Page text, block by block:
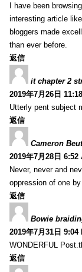
I have been
interesting article
bloggers made
than ever before.
返信
it chapter 2
2019年7月26日
Utterly pent subject
返信
Cameron
2019年7月28日 6:52
Never, never and
oppression of one
返信
Bowie
2019年7月31日 9:04
WONDERFUL
返信